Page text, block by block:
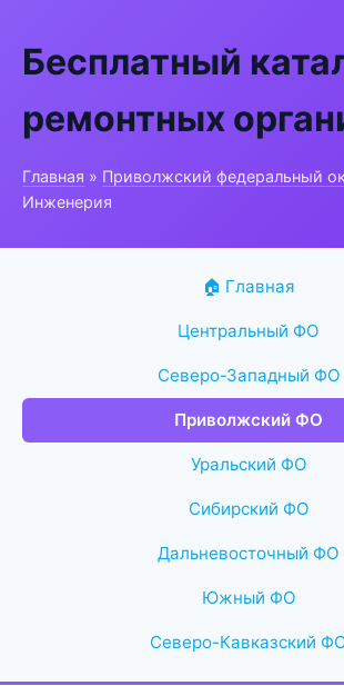
Бесплатный
ремонтных
Главная » Приволжский федеральный
Инженерия
🏠 Главная
Центральный ФО
Северо-Западный ФО
Приволжский ФО
Уральский ФО
Сибирский ФО
Дальневосточный ФО
Южный ФО
Северо-Кавказский